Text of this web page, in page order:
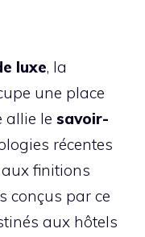
luxe, la
une place
allie le savoir-
récentes
finitions
conçus par ce
aux hôtels